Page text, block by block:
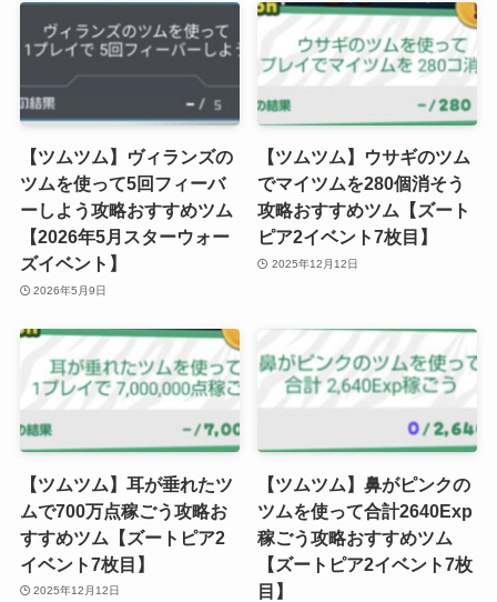
【ツムツム】ヴィランズの
ツムを使って5回フィーバ
ーしよう攻略おすすめツム
【2026年5月スターウォー
ズイベント】
2026年5月9日
【ツムツム】ウサギのツム
でマイツムを280個消そう
攻略おすすめツム【ズート
ピア2イベント7枚目】
2025年12月12日
【ツムツム】耳が垂れたツ
ムで700万点稼ごう攻略お
すすめツム【ズートピア2
イベント7枚目】
2025年12月12日
【ツムツム】鼻がピンクの
ツムを使って合計2640Exp
稼ごう攻略おすすめツム
【ズートピア2イベント7枚
目】